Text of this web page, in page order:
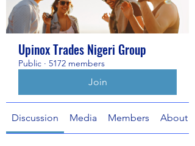
Upinox Trades Nigeri Group
Public · 5172 members
Join
Discussion Media Members About